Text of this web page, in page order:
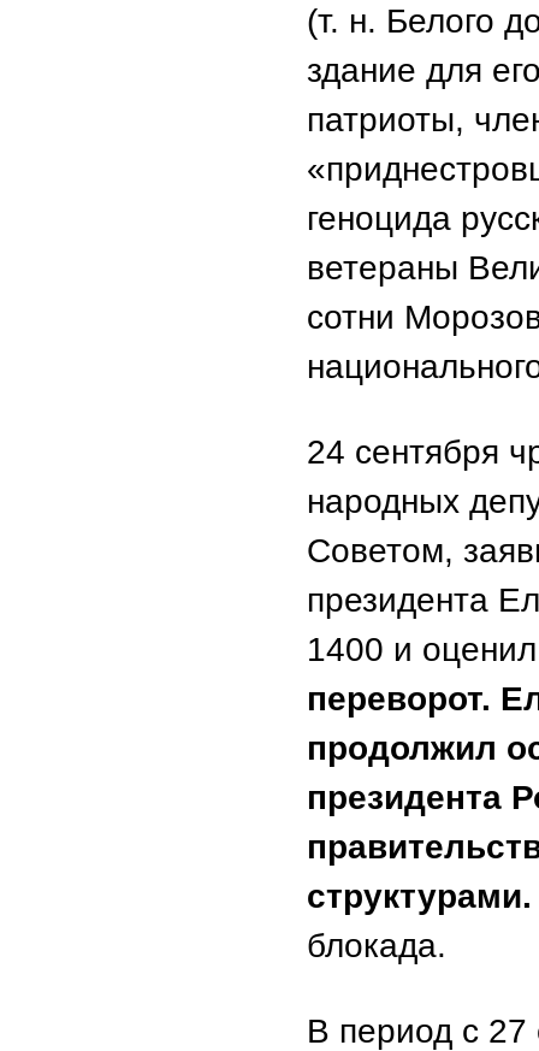
(т. н. Белого
здание для
патриоты,
геноцида
ветераны
сотни
24 сентября
народных
Советом,
президента
1400 и
переворот.
продолжил
президента
структурами.
блокада.
В период с 27